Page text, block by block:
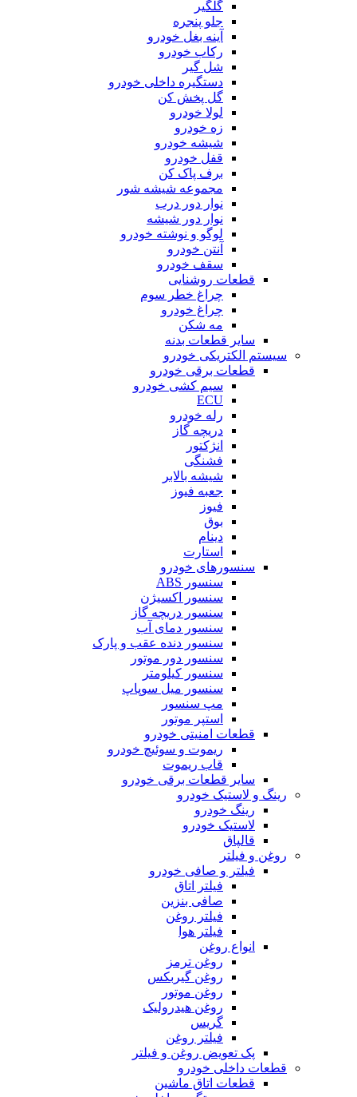
جلو پنجره
آینه بغل خودرو
رکاب خودرو
دستگیره داخلی خودرو
گل پخش کن
لولا خودرو
زه خودرو
شیشه خودرو
قفل خودرو
برف پاک کن
مجموعه شیشه شور
نوار دور درب
نوار دور شیشه
لوگو و نوشته خودرو
آنتن خودرو
سقف خودرو
قطعات روشنایی
چراغ خطر سوم
چراغ خودرو
سایر قطعات بدنه
سیستم الکتریکی خودرو
قطعات برقی خودرو
سیم کشی خودرو
رله خودرو
دریچه گاز
شیشه بالابر
جعبه فیوز
سنسورهای خودرو
سنسور اکسیژن
سنسور دریچه گاز
سنسور دمای آب
سنسور دنده عقب و پارک
سنسور دور موتور
سنسور کیلومتر
سنسور میل سوپاپ
مپ سنسور
استپر موتور
قطعات امنیتی خودرو
ریموت و سوئیچ خودرو
قاب ریموت
سایر قطعات برقی خودرو
رینگ و لاستیک خودرو
رینگ خودرو
لاستیک خودرو
روغن و فیلتر
فیلتر و صافی خودرو
فیلتر اتاق
صافی بنزین
فیلتر روغن
انواع روغن
روغن ترمز
روغن گیربکس
روغن موتور
روغن هیدرولیک
فیلتر روغن
پک تعویض روغن و فیلتر
قطعات داخلی خودرو
قطعات اتاق ماشین